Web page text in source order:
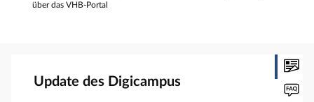
über das VHB-Portal
Update des Digicampus